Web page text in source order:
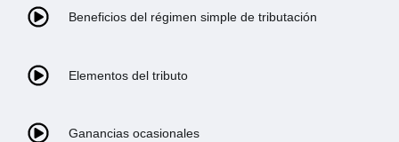
Beneficios del régimen simple de tributación
Elementos del tributo
Ganancias ocasionales